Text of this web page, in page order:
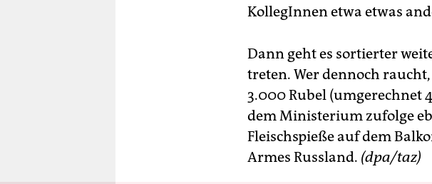
KollegInnen etwa etwas
Dann geht es sortierter
treten. Wer dennoch
3.000 Rubel (umgerechnet
dem Ministerium zufolge
Fleischspieße auf dem
Armes Russland. (dpa/taz)